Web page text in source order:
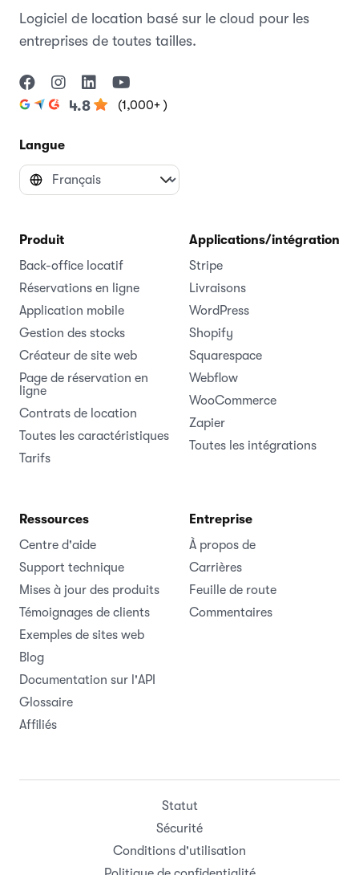
Logiciel de location basé sur le cloud pour les
entreprises de toutes tailles.
4.8 (1,000+ )
Langue
Produit
Back-office locatif
Réservations en ligne
Application mobile
Gestion des stocks
Créateur de site web
Page de réservation en
ligne
Contrats de location
Toutes les caractéristiques
Tarifs
Applications/intégrations
Stripe
Livraisons
WordPress
Shopify
Squarespace
Webflow
WooCommerce
Zapier
Toutes les intégrations
Ressources
Centre d'aide
Support technique
Mises à jour des produits
Témoignages de clients
Exemples de sites web
Blog
Documentation sur l'API
Glossaire
Affiliés
Entreprise
À propos de
Carrières
Feuille de route
Commentaires
Statut
Sécurité
Conditions d'utilisation